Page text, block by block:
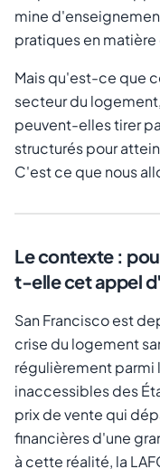
mine
pratiques en
Mais qu'est-ce que
secteur du
peuvent-elles tirer
structurés pour
C'est ce que nous
Le contexte :
t-elle cet appel
San Francisco est
crise du logement
régulièrement parmi
inaccessibles des
prix de vente qui
financières d'une
à cette réalité, la